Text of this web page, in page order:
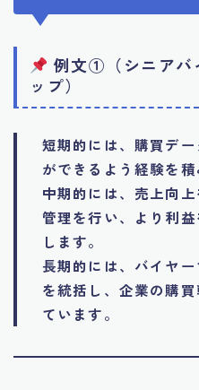
例文①（シニアバ
ップ）
短期的には、購買デ
ができるよう経験を積
中期的には、売上向
管理を行い、より利
します。
長期的には、バイヤ
を統括し、企業の購
ています。